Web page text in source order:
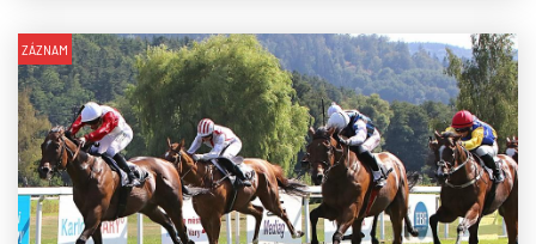
ZÁZNAM